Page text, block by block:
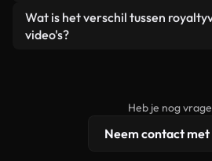
een losstaand product.
Je krijgt schoon, direct
Ja. Je mag onze video's
remixen. Zorg er wel voor dat
Wat is het verschil tussen
video's?
licentiebescherming omvat.
Heb je nog
Neem contact met